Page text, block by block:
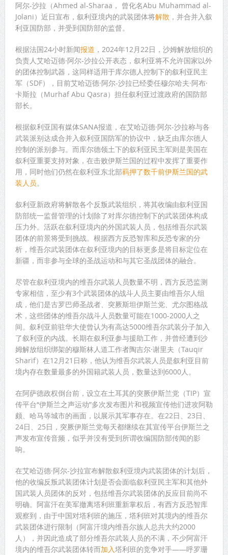
阿尔-沙拉（Ahmed al-Sharaa， 曾化名Abu Muhammad al-
Jolani）近日宣布，叙利亚境内的武装团体将解散，并合并入叙
利亚国防部，并受到国防部的监督。
根据法国24小时新闻报道 ，2024年12月22日，沙姆解放组织的
负责人艾哈迈德·阿尔-沙拉公开表态，叙利亚将不允许国家以外
的团体控制武器，这同样适用于库尔德人控制下的叙利亚民主
军（SDF），目前艾哈迈德·阿尔-沙拉已经委任穆尔哈夫·阿布·
卡斯拉（Murhaf Abu Qasra）担任叙利亚过渡政府的国防部
部长。
根据叙利亚国有媒体SANA报道，在艾哈迈德·阿尔-沙拉称与各
武装派别达成合并入叙利亚国防军的协议中，缺乏由库尔德人
控制的派别参与。而库尔德领土下的叙利亚民主军则是美国在
叙利亚重要支持对象，在击败伊斯兰国的过程中发挥了重要作
用，同时他们仍然在叙利亚东北部羁押了数千前伊斯兰国的武
装人员。
叙利亚新政府将解散各个反叛武装组织，将其收编由叙利亚国
防部统一监督管理的计划除了对库尔德控制下的武装团体构成
压力外。活跃在叙利亚境内的外国武装人员，包括维吾尔武装
团体的前景将受到挑战。根据西方反恐智库和反恐专家的分
析，维吾尔武装团体在叙利亚境内的目标更多是将目标定位在
新疆，而非参与全球的圣战运动和与其它圣战团体的融合。
尽管在叙利亚境内的维吾尔武装人员数量不明，西方反恐监测
专家相信，至少有3个武装团体的战斗人员主要由维吾尔人组
成，他们是古罗巴师圣战者、突厥斯坦伊斯兰党、尤尔图格战
术，这些团体的维吾尔战斗人员数量可能在1000-2000人之
间。叙利亚前驻华大使曾认为有高达5000维吾尔武装分子加入
了叙利亚的内战。长期在叙利亚参与援助工作，并曾经遭到沙
姆解放组织绑架的穆斯林人道工作者陶吉尔·谢里夫（Tauqir
Sharif）在12月21日称，他认为维吾尔武装人员是叙利亚目前
境内存在数量最多的外国籍武装人员，数量达到6000人。
在阿萨德政权倒台前，设立在土耳其的突厥伊斯兰党（TIP）宣
传平台“伊斯兰之声运动”多次发布图片和视频宣传他们进攻阿勒
颇、哈马等城市的画面，以展示其军事存在。在22日、23日、
24日、25日，突厥伊斯兰党每天都继续在其宣传平台伊斯兰之
声发布宣传音频，似乎并没有受到所谓收编国防部传闻的影
响。
在艾哈迈德·阿尔-沙拉宣布解散叙利亚境内武装团体的计划后，
他的收编反叛武装团体计划是否会面临叙利亚民主军和其他外
国武装人员团体的反对，包括维吾尔武装团体的反应目前尚不
明确。阿富汗在美军撤离塔利班重新掌权后，有西方反恐智库
观察到，由于中国对塔利班的施压，塔利班对其境内的维吾尔
武装团体进行限制（阿富汗境内维吾尔族人总共大约2000
人），并因此造成了部分维吾尔武装人员的不满，不少阿富汗
境内的维吾尔武装团体转而加入塔利班的竞争对手——呼罗珊